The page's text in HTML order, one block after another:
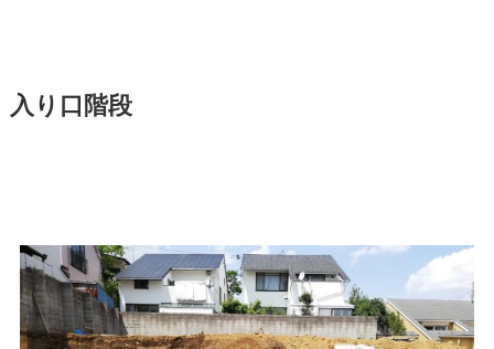
入り口階段